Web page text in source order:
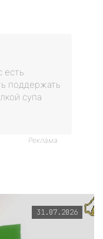
есть
поддержать
супа
Реклама
31.07.2026